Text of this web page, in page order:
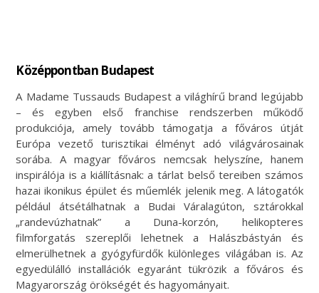
Középpontban Budapest
A Madame Tussauds Budapest a világhírű brand legújabb
– és egyben első franchise rendszerben működő
produkciója, amely tovább támogatja a főváros útját
Európa vezető turisztikai élményt adó világvárosainak
sorába. A magyar főváros nemcsak helyszíne, hanem
inspirálója is a kiállításnak: a tárlat belső tereiben számos
hazai ikonikus épület és műemlék jelenik meg. A látogatók
például átsétálhatnak a Budai Váralagúton, sztárokkal
„randevúzhatnak” a Duna-korzón, helikopteres
filmforgatás szereplői lehetnek a Halászbástyán és
elmerülhetnek a gyógyfürdők különleges világában is. Az
egyedülálló installációk egyaránt tükrözik a főváros és
Magyarország örökségét és hagyományait.